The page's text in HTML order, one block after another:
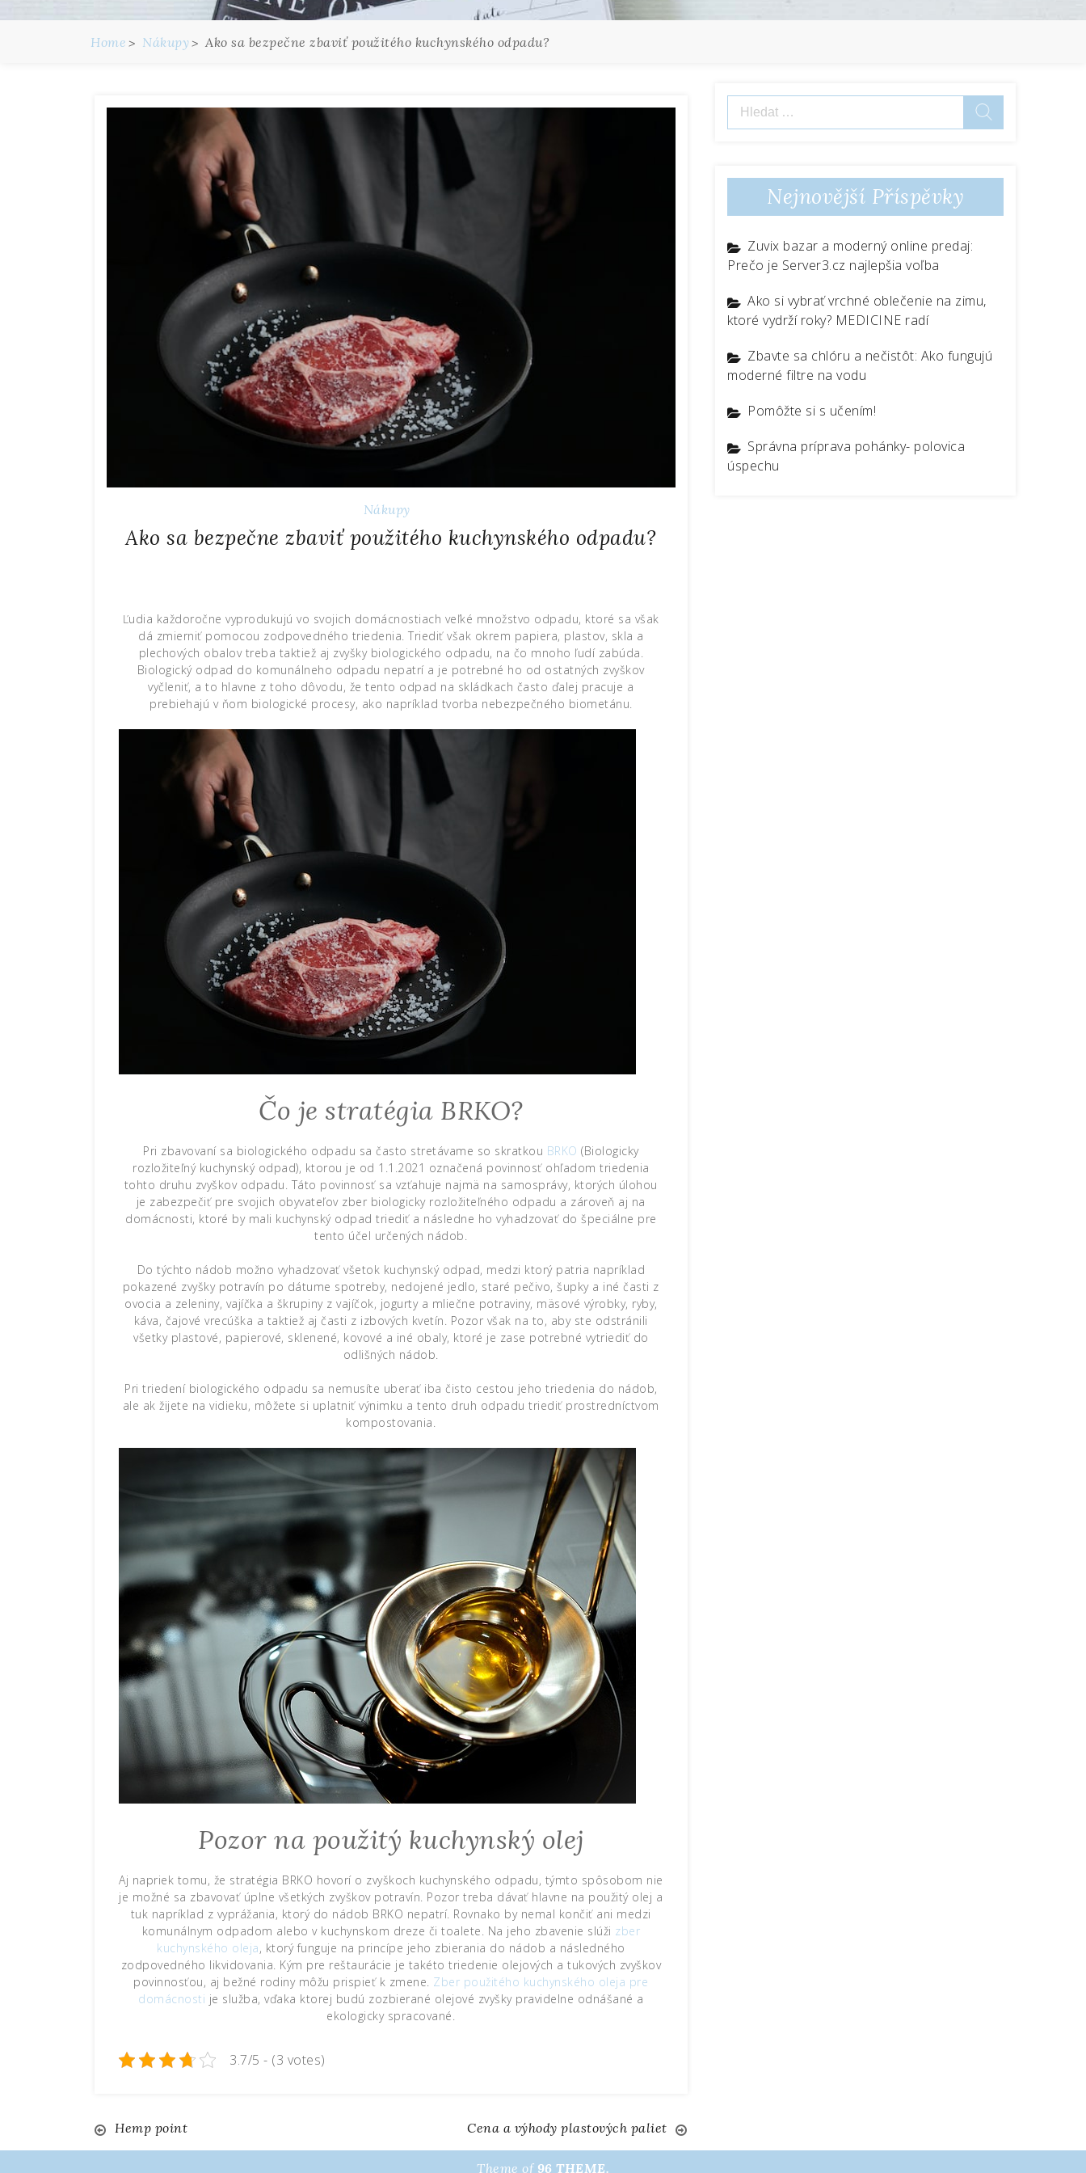
Home Nákupy Ako sa bezpečne zbaviť použitého kuchynského odpadu?
Nákupy
Ako sa bezpečne zbaviť použitého kuchynského odpadu?
Ľudia každoročne vyprodukujú vo svojich domácnostiach veľké množstvo odpadu, ktoré sa však
dá zmierniť pomocou zodpovedného triedenia. Triediť však okrem papiera, plastov, skla a
plechových obalov treba taktiež aj zvyšky biologického odpadu, na čo mnoho ľudí zabúda.
Biologický odpad do komunálneho odpadu nepatrí a je potrebné ho od ostatných zvyškov
vyčleniť, a to hlavne z toho dôvodu, že tento odpad na skládkach často ďalej pracuje a
prebiehajú v ňom biologické procesy, ako napríklad tvorba nebezpečného biometánu.
Čo je stratégia BRKO?
Pri zbavovaní sa biologického odpadu sa často stretávame so skratkou BRKO (Biologicky
rozložiteľný kuchynský odpad), ktorou je od 1.1.2021 označená povinnosť ohľadom triedenia
tohto druhu zvyškov odpadu. Táto povinnosť sa vzťahuje najmä na samosprávy, ktorých úlohou
je zabezpečiť pre svojich obyvateľov zber biologicky rozložiteľného odpadu a zároveň aj na
domácnosti, ktoré by mali kuchynský odpad triediť a následne ho vyhadzovať do špeciálne pre
tento účel určených nádob.
Do týchto nádob možno vyhadzovať všetok kuchynský odpad, medzi ktorý patria napríklad
pokazené zvyšky potravín po dátume spotreby, nedojené jedlo, staré pečivo, šupky a iné časti z
ovocia a zeleniny, vajíčka a škrupiny z vajíčok, jogurty a mliečne potraviny, mäsové výrobky, ryby,
káva, čajové vrecúška a taktiež aj časti z izbových kvetín. Pozor však na to, aby ste odstránili
všetky plastové, papierové, sklenené, kovové a iné obaly, ktoré je zase potrebné vytriediť do
odlišných nádob.
Pri triedení biologického odpadu sa nemusíte uberať iba čisto cestou jeho triedenia do nádob,
ale ak žijete na vidieku, môžete si uplatniť výnimku a tento druh odpadu triediť prostredníctvom
kompostovania.
Pozor na použitý kuchynský olej
Aj napriek tomu, že stratégia BRKO hovorí o zvyškoch kuchynského odpadu, týmto spôsobom nie
je možné sa zbavovať úplne všetkých zvyškov potravín. Pozor treba dávať hlavne na použitý olej a
tuk napríklad z vyprážania, ktorý do nádob BRKO nepatrí. Rovnako by nemal končiť ani medzi
komunálnym odpadom alebo v kuchynskom dreze či toalete. Na jeho zbavenie slúži zber
kuchynského oleja, ktorý funguje na princípe jeho zbierania do nádob a následného
zodpovedného likvidovania. Kým pre reštaurácie je takéto triedenie olejových a tukových zvyškov
povinnosťou, aj bežné rodiny môžu prispieť k zmene. Zber použitého kuchynského oleja pre
domácnosti je služba, vďaka ktorej budú zozbierané olejové zvyšky pravidelne odnášané a
ekologicky spracované.
3.7/5 - (3 votes)
Navigace
Hemp point Cena a výhody plastových paliet
Vyhledávání
Nejnovější Příspěvky
Zuvix bazar a moderný online predaj:
Prečo je Server3.cz najlepšia voľba
Ako si vybrať vrchné oblečenie na zimu,
ktoré vydrží roky? MEDICINE radí
Zbavte sa chlóru a nečistôt: Ako fungujú
moderné filtre na vodu
Pomôžte si s učením!
Správna príprava pohánky- polovica
úspechu
Theme of 96 THEME.